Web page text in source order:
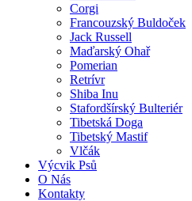
Corgi
Francouzský Buldoček
Jack Russell
Maďarský Ohař
Pomerian
Retrívr
Shiba Inu
Stafordšírský Bulteriér
Tibetská Doga
Tibetský Mastif
Vlčák
Výcvik Psů
O Nás
Kontakty